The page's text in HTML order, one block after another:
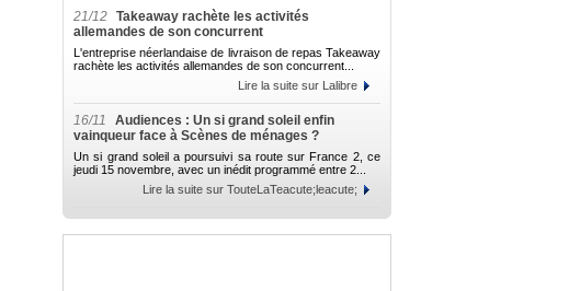
21/12 Takeaway rachète les activités
allemandes de son concurrent
L'entreprise néerlandaise de livraison de repas Takeaway
rachète les activités allemandes de son concurrent...
Lire la suite sur Lalibre
16/11
Audiences : Un si grand soleil enfin
vainqueur face à Scènes de ménages ?
Un si grand soleil a poursuivi sa route sur France 2, ce
jeudi 15 novembre, avec un inédit programmé entre 2...
Lire la suite sur TouteLaTeacute;leacute;